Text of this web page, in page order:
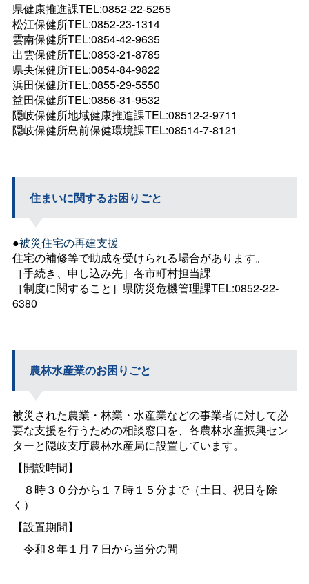
県健康推進課TEL:0852-22-5255
松江保健所TEL:0852-23-1314
雲南保健所TEL:0854-42-9635
出雲保健所TEL:0853-21-8785
県央保健所TEL:0854-84-9822
浜田保健所TEL:0855-29-5550
益田保健所TEL:0856-31-9532
隠岐保健所地域健康推進課TEL:08512-2-9711
隠岐保健所島前保健環境課TEL:08514-7-8121
住まいに関するお困りごと
●被災住宅の再建支援
住宅の補修等で助成を受けられる場合があります。
［手続き、申し込み先］各市町村担当課
［制度に関すること］県防災危機管理課TEL:0852-22-
6380
農林水産業のお困りごと
被災された農業・林業・水産業などの事業者に対して必
要な支援を行うための相談窓口を、各農林水産振興セン
ターと隠岐支庁農林水産局に設置しています。
【開設時間】
８時３０分から１７時１５分まで（土日、祝日を除
く）
【設置期間】
令和８年１月７日から当分の間